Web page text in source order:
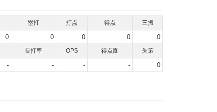
塁打 打点 得点 三振
0 0 0 0 0
長打率 OPS 得点圏 失策
- - - - 0